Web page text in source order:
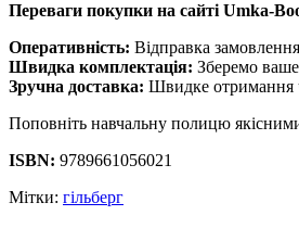
Переваги покупки на сайті Umka-
Оперативність: Відправка
Швидка комплектація: Зберемо
Зручна доставка: Швидке отримання
Поповніть навчальну полицю
ISBN: 9789661056021
Мітки: гільберг